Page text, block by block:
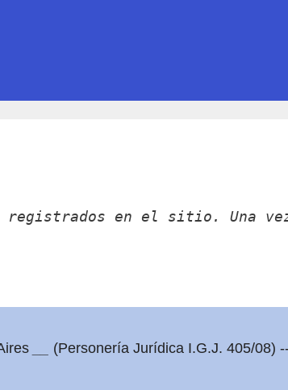
registrados en el sitio.
(Personería Jurídica I.G.J. 405/08)